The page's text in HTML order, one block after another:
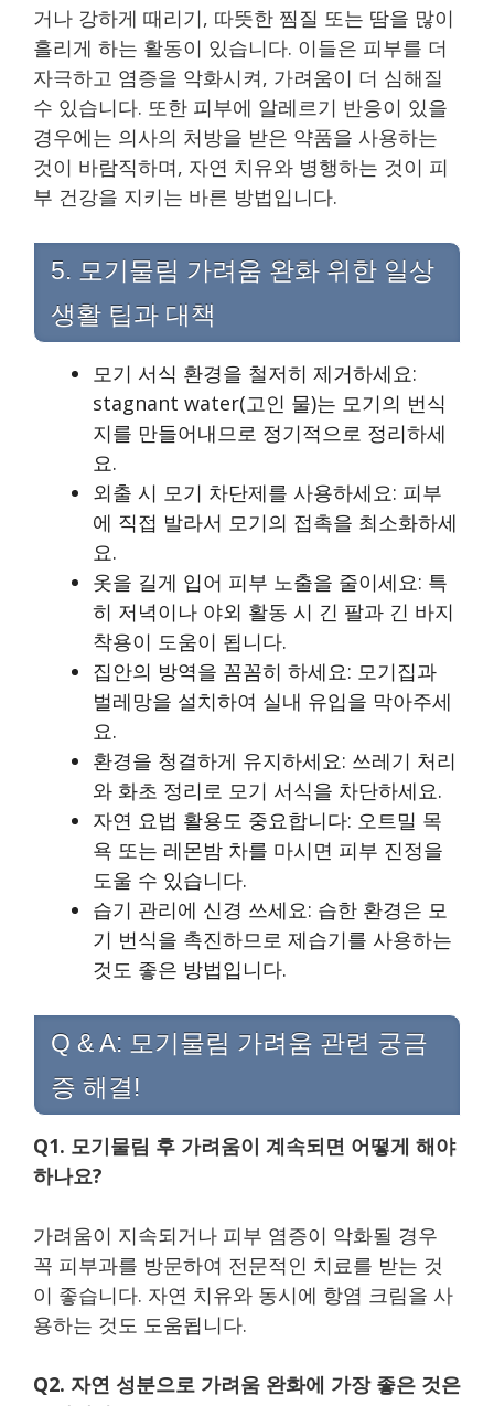
거나 강하게 때리기, 따뜻한 찜질 또는 땀을 많이
흘리게 하는 활동이 있습니다. 이들은 피부를 더
자극하고 염증을 악화시켜, 가려움이 더 심해질
수 있습니다. 또한 피부에 알레르기 반응이 있을
경우에는 의사의 처방을 받은 약품을 사용하는
것이 바람직하며, 자연 치유와 병행하는 것이 피
부 건강을 지키는 바른 방법입니다.
5. 모기물림 가려움 완화 위한 일상
생활 팁과 대책
모기 서식 환경을 철저히 제거하세요:
stagnant water(고인 물)는 모기의 번식
지를 만들어내므로 정기적으로 정리하세
요.
외출 시 모기 차단제를 사용하세요: 피부
에 직접 발라서 모기의 접촉을 최소화하세
요.
옷을 길게 입어 피부 노출을 줄이세요: 특
히 저녁이나 야외 활동 시 긴 팔과 긴 바지
착용이 도움이 됩니다.
집안의 방역을 꼼꼼히 하세요: 모기집과
벌레망을 설치하여 실내 유입을 막아주세
요.
환경을 청결하게 유지하세요: 쓰레기 처리
와 화초 정리로 모기 서식을 차단하세요.
자연 요법 활용도 중요합니다: 오트밀 목
욕 또는 레몬밤 차를 마시면 피부 진정을
도울 수 있습니다.
습기 관리에 신경 쓰세요: 습한 환경은 모
기 번식을 촉진하므로 제습기를 사용하는
것도 좋은 방법입니다.
Q & A: 모기물림 가려움 관련 궁금
증 해결!
Q1. 모기물림 후 가려움이 계속되면 어떻게 해야
하나요?
가려움이 지속되거나 피부 염증이 악화될 경우
꼭 피부과를 방문하여 전문적인 치료를 받는 것
이 좋습니다. 자연 치유와 동시에 항염 크림을 사
용하는 것도 도움됩니다.
Q2. 자연 성분으로 가려움 완화에 가장 좋은 것은